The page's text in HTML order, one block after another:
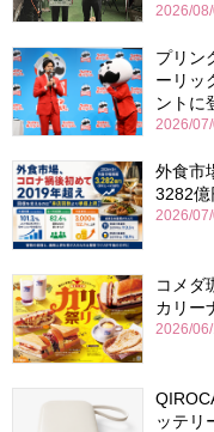
2026/
プリン
ーリッ
ントに
2026/
外食市
3282億
2026/
コメダ
カリー
2026/
ッテリ